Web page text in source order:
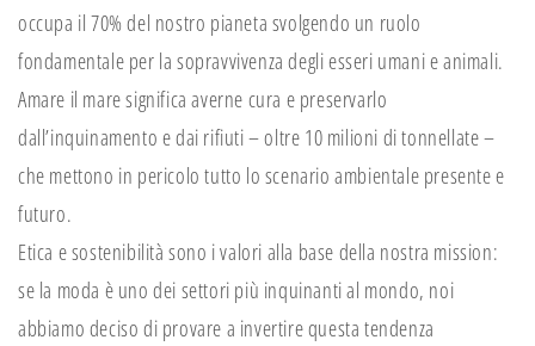
occupa il 70% del nostro pianeta svolgendo un ruolo
fondamentale per la sopravvivenza degli esseri umani e animali.
Amare il mare significa averne cura e preservarlo
dall’inquinamento e dai rifiuti – oltre 10 milioni di tonnellate –
che mettono in pericolo tutto lo scenario ambientale presente e
futuro.
Etica e sostenibilità sono i valori alla base della nostra mission:
se la moda è uno dei settori più inquinanti al mondo, noi
abbiamo deciso di provare a invertire questa tendenza